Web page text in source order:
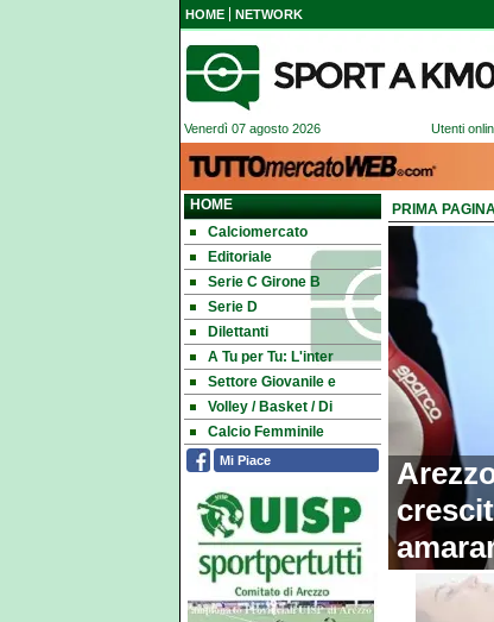
HOME NETWORK
Venerdì 07 agosto 2026 Utenti
HOME
Calciomercato
Editoriale
Serie C Girone B
Serie D
Dilettanti
A Tu per Tu: L'inter
Settore Giovanile e
Volley / Basket / Di
Calcio Femminile
Mi Piace
PRIMA
Sport